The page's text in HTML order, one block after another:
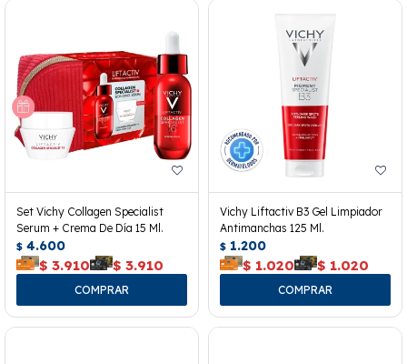
Set Vichy Collagen Specialist
Serum + Crema De Día 15 Ml.
$ 4.600
$ 3.910 $ 3.910
Vichy Liftactiv B3 Gel Limpiador
Antimanchas 125 Ml.
$ 1.200
$ 1.020 $ 1.020